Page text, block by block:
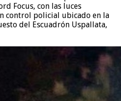
Focus, con las luces
control policial ubicado en la
del Escuadrón Uspallata,